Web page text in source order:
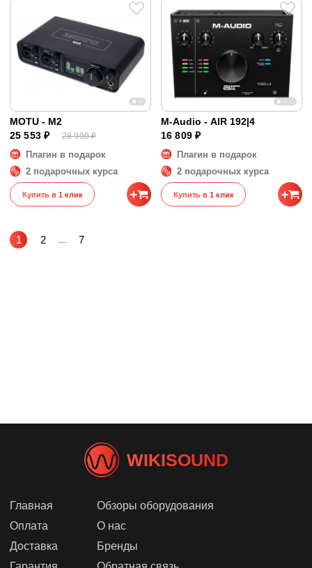
MOTU - M2
25 553 ₽
28 990 ₽
Плагин в подарок
2 подарочных курса
Купить в 1 клик
M-Audio - AIR 192|4
16 809 ₽
Плагин в подарок
2 подарочных курса
Купить в 1 клик
1 2 7
WIKISOUND
Главная
Оплата
Доставка
Обзоры оборудования
О нас
Бренды